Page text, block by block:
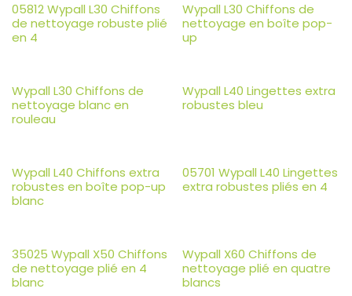
05812 Wypall L30 Chiffons
de nettoyage robuste plié
en 4
Wypall L30 Chiffons de
nettoyage en boîte pop-
up
Wypall L30 Chiffons de
nettoyage blanc en
rouleau
Wypall L40 Lingettes extra
robustes bleu
Wypall L40 Chiffons extra
robustes en boîte pop-up
blanc
05701 Wypall L40 Lingettes
extra robustes pliés en 4
35025 Wypall X50 Chiffons
de nettoyage plié en 4
blanc
Wypall X60 Chiffons de
nettoyage plié en quatre
blancs